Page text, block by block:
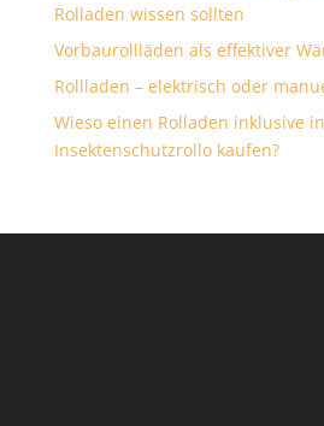
Rolladen wissen sollten
Vorbaurollläden als effektiver
Rollladen – elektrisch oder
Wieso einen Rolladen inklusive
Insektenschutzrollo kaufen?